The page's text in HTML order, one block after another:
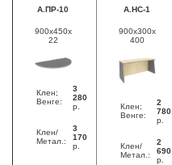
А.ПР-10
900x450x
22
Клен;
Венге:
3
280
р.
Клен/
Метал.:
3
170
р.
А.НС-1
900x300x
400
Клен;
Венге:
2
780
р.
Клен/
Метал.:
2
690
р.